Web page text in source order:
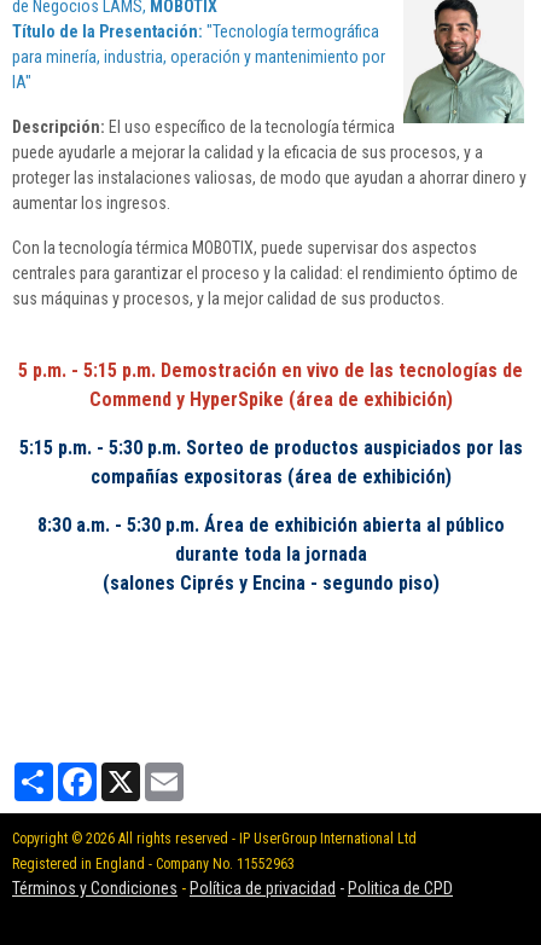
de Negocios LAMS, MOBOTIX
Título de la Presentación: "Tecnología termográfica
para minería, industria, operación y mantenimiento por
IA"
Descripción: El uso específico de la tecnología térmica
puede ayudarle a mejorar la calidad y la eficacia de sus procesos, y a
proteger las instalaciones valiosas, de modo que ayudan a ahorrar dinero y
aumentar los ingresos.
Con la tecnología térmica MOBOTIX, puede supervisar dos aspectos
centrales para garantizar el proceso y la calidad: el rendimiento óptimo de
sus máquinas y procesos, y la mejor calidad de sus productos.
5 p.m. - 5:15 p.m. Demostración en vivo de las tecnologías de
Commend y HyperSpike (área de exhibición)
5:15 p.m. - 5:30 p.m. Sorteo de productos auspiciados por las
compañías expositoras (área de exhibición)
8:30 a.m. - 5:30 p.m. Área de exhibición abierta al público
durante toda la jornada
(salones Ciprés y Encina - segundo piso)
PartagerFacebook
X
Copyright © 2026 All rights reserved - IP UserGroup International Ltd
Registered in England - Company No. 11552963
Términos y Condiciones - Política de privacidad - Politica de CPD